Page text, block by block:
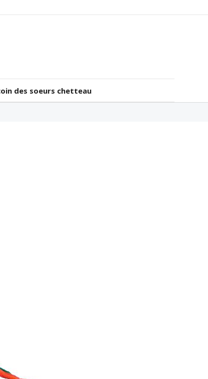
des soeurs chetteau